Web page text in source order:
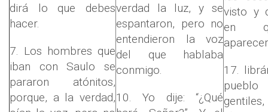
dirá lo que debes
hacer.
7. Los hombres que
iban con Saulo se
pararon atónitos,
porque, a la verdad,
verdad la luz, y se
espantaron, pero no
entendieron la voz
del que hablaba
conmigo.
10. Yo dije: “¿Qué
visto y
en
17.